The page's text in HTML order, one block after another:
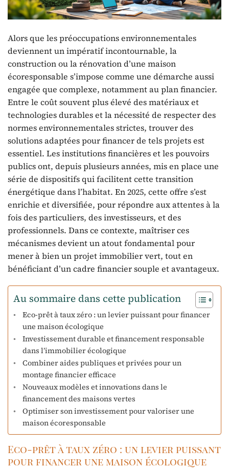
Alors que les préoccupations environnementales
deviennent un impératif incontournable, la
construction ou la rénovation d’une maison
écoresponsable s’impose comme une démarche aussi
engagée que complexe, notamment au plan financier.
Entre le coût souvent plus élevé des matériaux et
technologies durables et la nécessité de respecter des
normes environnementales strictes, trouver des
solutions adaptées pour financer de tels projets est
essentiel. Les institutions financières et les pouvoirs
publics ont, depuis plusieurs années, mis en place une
série de dispositifs qui facilitent cette transition
énergétique dans l’habitat. En 2025, cette offre s’est
enrichie et diversifiée, pour répondre aux attentes à la
fois des particuliers, des investisseurs, et des
professionnels. Dans ce contexte, maîtriser ces
mécanismes devient un atout fondamental pour
mener à bien un projet immobilier vert, tout en
bénéficiant d’un cadre financier souple et avantageux.
Au sommaire dans cette publication
Eco-prêt à taux zéro : un levier puissant pour financer
une maison écologique
Investissement durable et financement responsable
dans l’immobilier écologique
Combiner aides publiques et privées pour un
montage financier efficace
Nouveaux modèles et innovations dans le
financement des maisons vertes
Optimiser son investissement pour valoriser une
maison écoresponsable
Eco-prêt à taux zéro : un levier puissant
pour financer une maison écologique